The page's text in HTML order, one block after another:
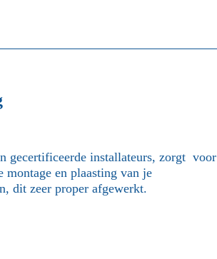
gecertificeerde installateurs, zorgt voor
montage en plaasting van je
dit zeer proper afgewerkt.